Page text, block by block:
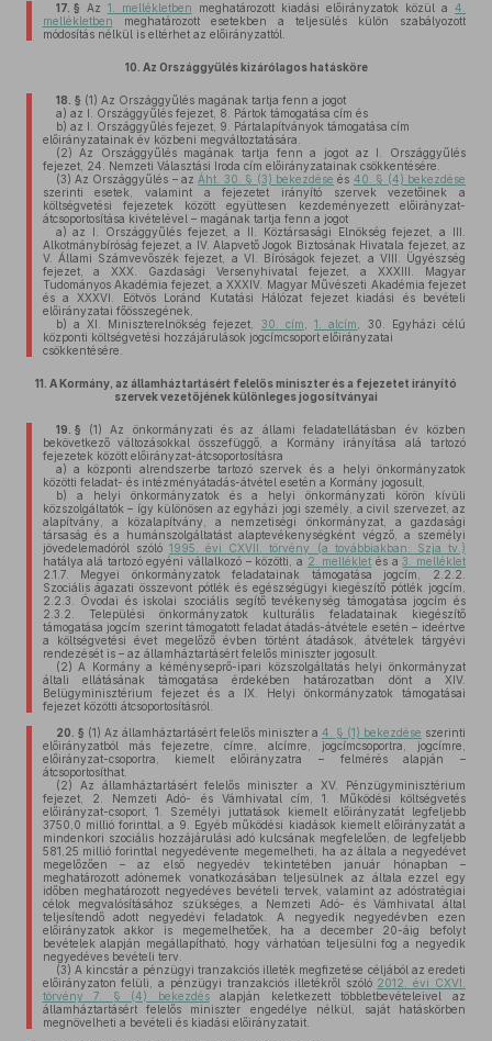
17. § Az 1. mellékletben meghatározott kiadási előirányzatok közül a4.
mellékletben meghatározott esetekben a teljesülés külön szabályozott
módosítás nélkül is eltérhet az előirányzattól.
10. Az Országgyűlés kizárólagos hatásköre
18. § (1) Az Országgyűlés magának tartja fenn a jogot
a) az I. Országgyűlés fejezet, 8. Pártok támogatása cím és
b) az I. Országgyűlés fejezet, 9. Pártalapítványok támogatása cím
előirányzatainak év közbeni megváltoztatására.
(2) Az Országgyűlés magának tartja fenn a jogot az I. Országgyűlés
fejezet, 24. Nemzeti Választási Iroda cím előirányzatainak csökkentésére.
(3) Az Országgyűlés – az Áht. 30. § (3) bekezdése és 40. § (4) bekezdése
szerinti esetek, valamint a fejezetet irányító szervek vezetőinek a
költségvetési fejezetek között együttesen kezdeményezett előirányzat-
átcsoportosítása kivételével – magának tartja fenn a jogot
a) az I. Országgyűlés fejezet, a II. Köztársasági Elnökség fejezet, a III.
Alkotmánybíróság fejezet, a IV. Alapvető Jogok Biztosának Hivatala fejezet, az
V. Állami Számvevőszék fejezet, a VI. Bíróságok fejezet, a VIII. Ügyészség
fejezet, a XXX. Gazdasági Versenyhivatal fejezet, a XXXIII. Magyar
Tudományos Akadémia fejezet, a XXXIV. Magyar Művészeti Akadémia fejezet
és a XXXVI. Eötvös Loránd Kutatási Hálózat fejezet kiadási és bevételi
előirányzatai főösszegének,
b) a XI. Miniszterelnökség fejezet, 30. cím ,1. alcím
, 30. Egyházi célú
központi költségvetési hozzájárulások jogcímcsoport előirányzatai
csökkentésére.
11. A Kormány, az államháztartásért felelős miniszter és a fejezetet irányító
szervek vezetőjének különleges jogosítványai
19. § (1) Az önkormányzati és az állami feladatellátásban év közben
bekövetkező változásokkal összefüggő, a Kormány irányítása alá tartozó
fejezetek között előirányzat-átcsoportosításra
a) a központi alrendszerbe tartozó szervek és a helyi önkormányzatok
közötti feladat- és intézményátadás-átvétel esetén a Kormány jogosult,
b) a helyi önkormányzatok és a helyi önkormányzati körön kívüli
közszolgáltatók – így különösen az egyházi jogi személy, a civil szervezet, az
alapítvány, a közalapítvány, a nemzetiségi önkormányzat, a gazdasági
társaság és a humánszolgáltatást alaptevékenységként végző, a személyi
jövedelemadóról szóló 1995. évi CXVII. törvény (a továbbiakban: Szja tv.)
hatálya alá tartozó egyéni vállalkozó – közötti, a 2. melléklet és a3. melléklet
2.1.7. Megyei önkormányzatok feladatainak támogatása jogcím, 2.2.2.
Szociális ágazati összevont pótlék és egészségügyi kiegészítő pótlék jogcím,
2.2.3. Óvodai és iskolai szociális segítő tevékenység támogatása jogcím és
2.3.2. Települési önkormányzatok kulturális feladatainak kiegészítő
támogatása jogcím szerint támogatott feladat átadás-átvétele esetén – ideértve
a költségvetési évet megelőző évben történt átadások, átvételek tárgyévi
rendezését is – az államháztartásért felelős miniszter jogosult.
(2) A Kormány a kéményseprő-ipari közszolgáltatás helyi önkormányzat
általi ellátásának támogatása érdekében határozatban dönt a XIV.
Belügyminisztérium fejezet és a IX. Helyi önkormányzatok támogatásai
fejezet közötti átcsoportosításról.
20. § (1) Az államháztartásért felelős miniszter a 4. § (1) bekezdése szerinti
előirányzatból más fejezetre, címre, alcímre, jogcímcsoportra, jogcímre,
előirányzat-csoportra, kiemelt előirányzatra – felmérés alapján –
átcsoportosíthat.
(2) Az államháztartásért felelős miniszter a XV. Pénzügyminisztérium
fejezet, 2. Nemzeti Adó- és Vámhivatal cím, 1. Működési költségvetés
előirányzat-csoport, 1. Személyi juttatások kiemelt előirányzatát legfeljebb
3750,0 millió forinttal, a 9. Egyéb működési kiadások kiemelt előirányzatát a
mindenkori szociális hozzájárulási adó kulcsának megfelelően, de legfeljebb
581,25 millió forinttal negyedévente megemelheti, ha az általa a negyedévet
megelőzően – az első negyedév tekintetében január hónapban –
meghatározott adónemek vonatkozásában teljesülnek az általa ezzel egy
időben meghatározott negyedéves bevételi tervek, valamint az adóstratégiai
célok megvalósításához szükséges, a Nemzeti Adó- és Vámhivatal által
teljesítendő adott negyedévi feladatok. A negyedik negyedévben ezen
előirányzatok akkor is megemelhetőek, ha a december 20-áig befolyt
bevételek alapján megállapítható, hogy várhatóan teljesülni fog a negyedik
negyedéves bevételi terv.
(3) A kincstár a pénzügyi tranzakciós illeték megfizetése céljából az eredeti
előirányzaton felüli, a pénzügyi tranzakciós illetékről szóló 2012. évi CXVI.
törvény 7. § (4) bekezdésalapján keletkezett többletbevételeivel az
államháztartásért felelős miniszter engedélye nélkül, saját hatáskörben
megnövelheti a bevételi és kiadási előirányzatait.